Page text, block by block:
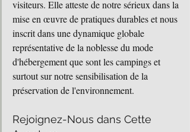
visiteurs. Elle atteste de notre sérieux dans la
mise en œuvre de pratiques durables et nous
inscrit dans une dynamique globale
représentative de la noblesse du mode
d'hébergement que sont les campings et
surtout sur notre sensibilisation de la
préservation de l'environnement.
Rejoignez-Nous dans Cette